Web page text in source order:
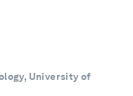
University of